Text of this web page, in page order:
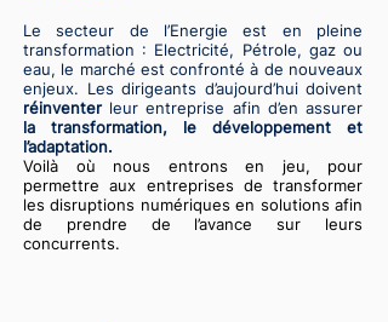
Le secteur de l’Energie est en pleine
transformation : Electricité, Pétrole, gaz ou
eau, le marché est confronté à de nouveaux
enjeux. Les dirigeants d’aujourd’hui doivent
réinventer leur entreprise afin d’en assurer
la transformation, le développement et
l’adaptation.
Voilà où nous entrons en jeu, pour
permettre aux entreprises de transformer
les disruptions numériques en solutions afin
de prendre de l’avance sur leurs
concurrents.